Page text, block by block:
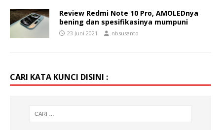
Review Redmi Note 10 Pro, AMOLEDnya
bening dan spesifikasinya mumpuni
23 Juni 2021 nbsusanto
CARI KATA KUNCI DISINI :